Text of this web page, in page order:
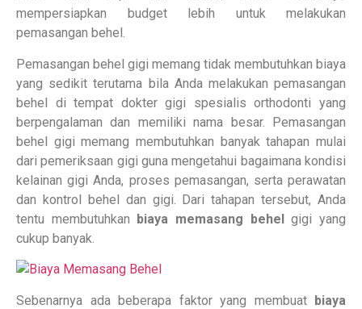
mempersiapkan budget lebih untuk melakukan
pemasangan behel.
Pemasangan behel gigi memang tidak membutuhkan biaya
yang sedikit terutama bila Anda melakukan pemasangan
behel di tempat dokter gigi spesialis orthodonti yang
berpengalaman dan memiliki nama besar. Pemasangan
behel gigi memang membutuhkan banyak tahapan mulai
dari pemeriksaan gigi guna mengetahui bagaimana kondisi
kelainan gigi Anda, proses pemasangan, serta perawatan
dan kontrol behel dan gigi. Dari tahapan tersebut, Anda
tentu membutuhkan biaya memasang behelgigi yang
cukup banyak.
Sebenarnya ada beberapa faktor yang membuat biaya